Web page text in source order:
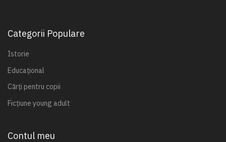
Categorii Populare
Istorie
Educațional
Cărți pentru copii
Ficțiune young adult
Contul meu